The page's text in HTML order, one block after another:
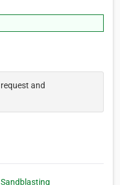
and
Sandblasting